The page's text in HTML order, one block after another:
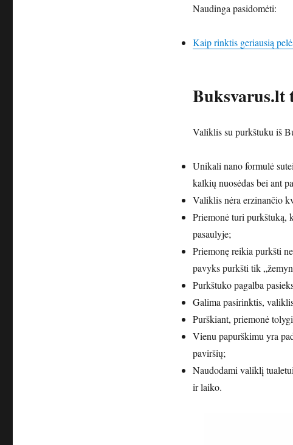
Naudinga pasidomėti:
Kaip rinktis geriausią
Buksvarus.lt
Valiklis su purkštuku iš
Unikali nano formulė
kalkių nuosėdas bei ant
Valiklis nėra erzinančio
Priemonė turi purkštuką,
pasaulyje;
Priemonę reikia purkšti
pavyks purkšti tik
Purkštuko pagalba
Galima pasirinktis,
Purškiant, priemonė
Vienu papurškimu yra
paviršių;
Naudodami valiklį
ir laiko.